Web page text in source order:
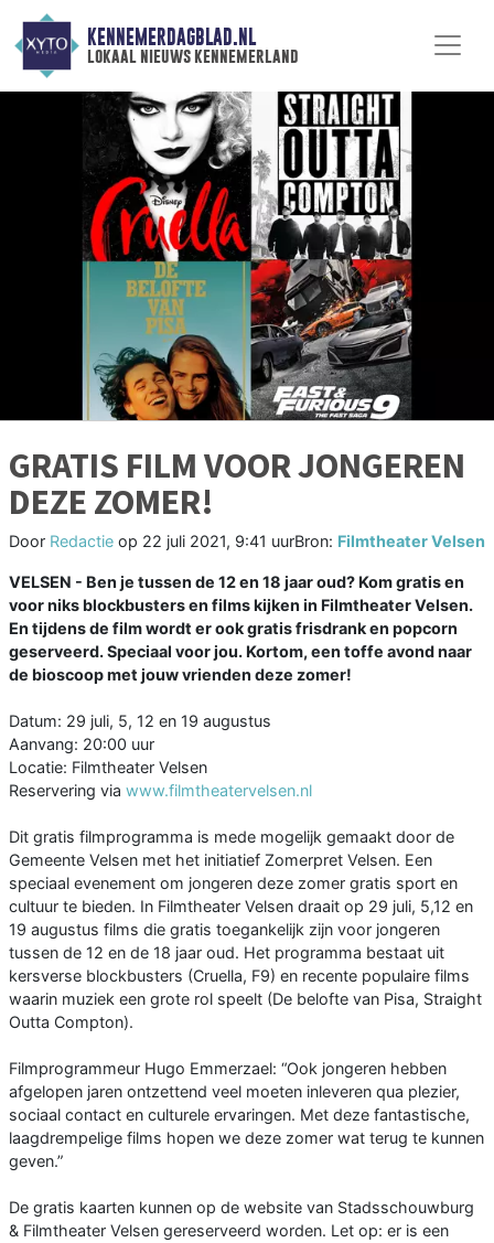
KENNEMERDAGBLAD.NL
lokaal nieuws kennemerland
GRATIS FILM VOOR JONGEREN
DEZE ZOMER!
Door Redactie op 22 juli 2021, 9:41 uurBron: Filmtheater Velsen
VELSEN - Ben je tussen de 12 en 18 jaar oud? Kom gratis en
voor niks blockbusters en films kijken in Filmtheater Velsen.
En tijdens de film wordt er ook gratis frisdrank en popcorn
geserveerd. Speciaal voor jou. Kortom, een toffe avond naar
de bioscoop met jouw vrienden deze zomer!
Datum: 29 juli, 5, 12 en 19 augustus
Aanvang: 20:00 uur
Locatie: Filmtheater Velsen
Reservering via www.filmtheatervelsen.nl
Dit gratis filmprogramma is mede mogelijk gemaakt door de
Gemeente Velsen met het initiatief Zomerpret Velsen. Een
speciaal evenement om jongeren deze zomer gratis sport en
cultuur te bieden. In Filmtheater Velsen draait op 29 juli, 5,12 en
19 augustus films die gratis toegankelijk zijn voor jongeren
tussen de 12 en de 18 jaar oud. Het programma bestaat uit
kersverse blockbusters (Cruella, F9) en recente populaire films
waarin muziek een grote rol speelt (De belofte van Pisa, Straight
Outta Compton).
Filmprogrammeur Hugo Emmerzael: “Ook jongeren hebben
afgelopen jaren ontzettend veel moeten inleveren qua plezier,
sociaal contact en culturele ervaringen. Met deze fantastische,
laagdrempelige films hopen we deze zomer wat terug te kunnen
geven.”
De gratis kaarten kunnen op de website van Stadsschouwburg
& Filmtheater Velsen gereserveerd worden. Let op: er is een